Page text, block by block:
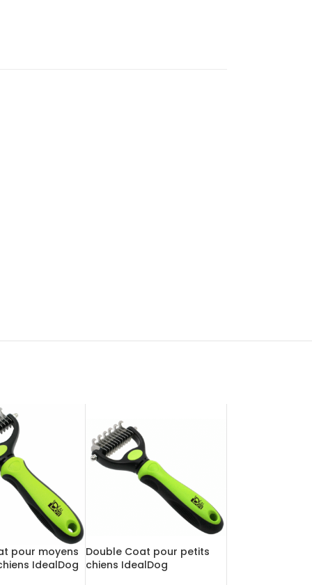
pour moyens
IdealDog
Double Coat pour petits
chiens IdealDog